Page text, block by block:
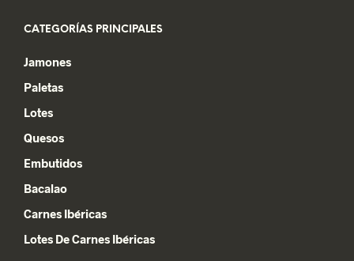
CATEGORÍAS PRINCIPALES
Jamones
Paletas
Lotes
Quesos
Embutidos
Bacalao
Carnes Ibéricas
Lotes De Carnes Ibéricas